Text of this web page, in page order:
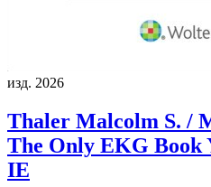
изд. 2026
Thaler Malcolm S. /
The Only EKG Book
IE